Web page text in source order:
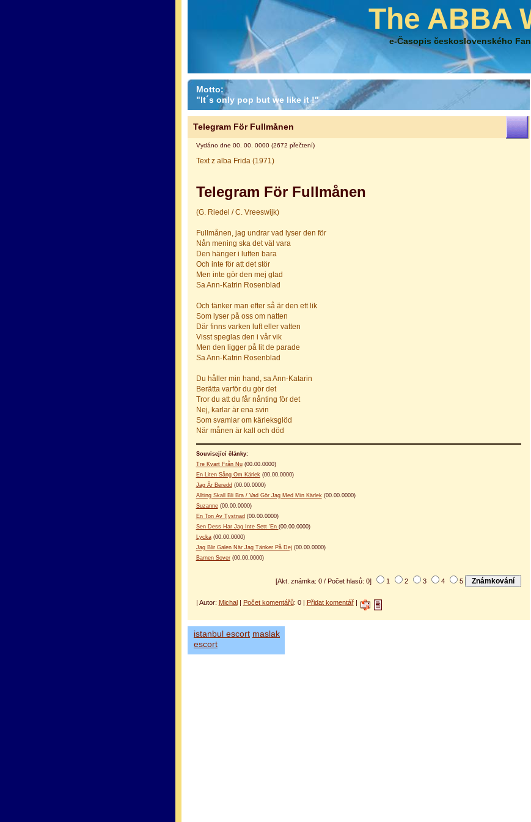
The ABBA
e-Časopis československého
Motto:
"It´s only pop but we like it !"
Telegram För Fullmånen
Vydáno dne 00. 00. 0000 (2672 přečtení)
Text z alba Frida (1971)
Telegram För Fullmånen
(G. Riedel / C. Vreeswijk)
Fullmånen, jag undrar vad lyser den för
Nån mening ska det väl vara
Den hänger i luften bara
Och inte för att det stör
Men inte gör den mej glad
Sa Ann-Katrin Rosenblad
Och tänker man efter så är den ett lik
Som lyser på oss om natten
Där finns varken luft eller vatten
Visst speglas den i vår vik
Men den ligger på lit de parade
Sa Ann-Katrin Rosenblad
Du håller min hand, sa Ann-Katarin
Berätta varför du gör det
Tror du att du får nånting för det
Nej, karlar är ena svin
Som svamlar om kärleksglöd
När månen är kall och död
Související články:
Tre Kvart Från Nu(00.00.0000)
En Liten Sång Om Kärlek (00.00.0000)
Jag Är Beredd (00.00.0000)
Allting Skall Bli Bra / Vad Gör Jag Med Min Kärlek (00.00.0000)
Suzanne(00.00.0000)
En Ton Av Tystnad (00.00.0000)
Sen Dess Har Jag Inte Sett 'En (00.00.0000)
Lycka(00.00.0000)
Jag Blir Galen När Jag Tänker På Dej(00.00.0000)
Barnen Sover(00.00.0000)
[Akt. známka: 0 / Počet hlasů: 0] 1 2 3 4 5
| Autor: Michal| Počet komentářů: 0 | Přidat komentář|
istanbul escort maslak
escort